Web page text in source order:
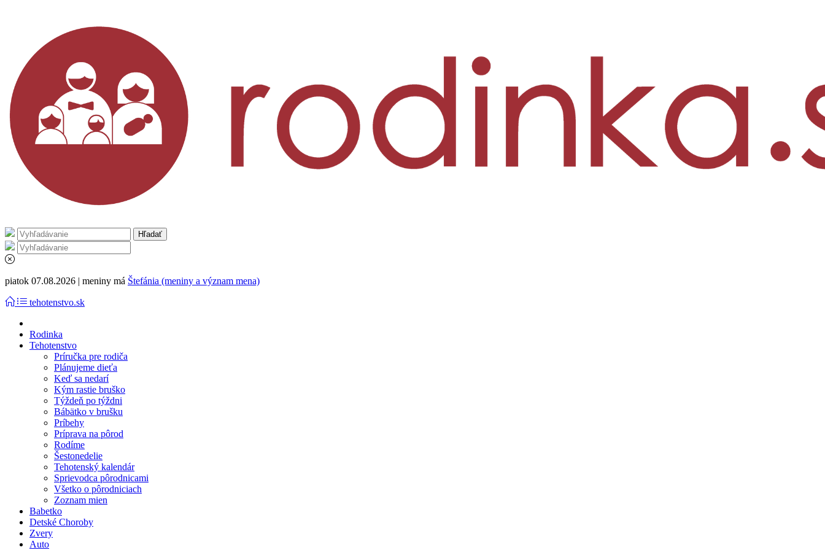
piatok 07.08.2026 | meniny má Štefánia (meniny a význam mena)
tehotenstvo.sk
Rodinka
Tehotenstvo
Príručka pre rodiča
Plánujeme dieťa
Keď sa nedarí
Kým rastie bruško
Týždeň po týždni
Bábätko v brušku
Príbehy
Príprava na pôrod
Rodíme
Šestonedelie
Tehotenský kalendár
Sprievodca pôrodnicami
Všetko o pôrodniciach
Zoznam mien
Babetko
Detské Choroby
Zvery
Auto